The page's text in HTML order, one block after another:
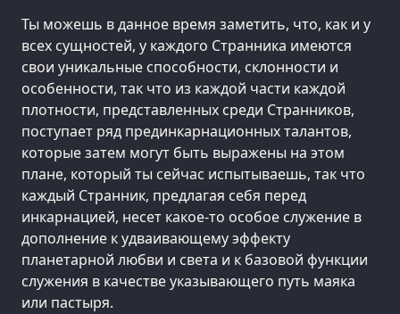
Ты можешь в данное время заметить, что, как и у
всех сущностей, у каждого Странника имеются
свои уникальные способности, склонности и
особенности, так что из каждой части каждой
плотности, представленных среди Странников,
поступает ряд прединкарнационных талантов,
которые затем могут быть выражены на этом
плане, который ты сейчас испытываешь, так что
каждый Странник, предлагая себя перед
инкарнацией, несет какое-то особое служение в
дополнение к удваивающему эффекту
планетарной любви и света и к базовой функции
служения в качестве указывающего путь маяка
или пастыря.